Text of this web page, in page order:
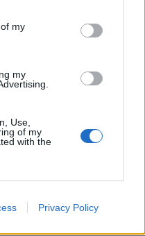
in below Google
my
my
Use,
of my
with the
storage
on web or
Privacy Policy
Mi
azt fogadtuk meg,
verejtékes
Az elmúlt